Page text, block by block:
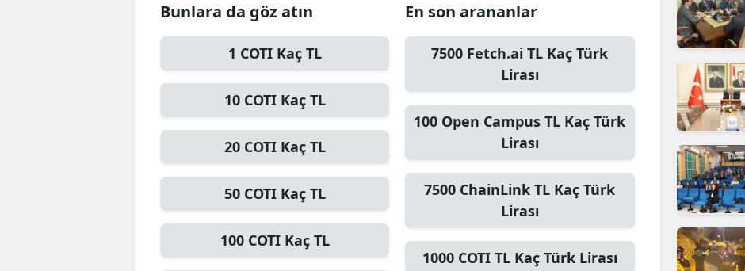
Çanakkale
Denizli
Diyarbakır
Bunlara da göz atın
1 COTI Kaç TL
10 COTI Kaç TL
20 COTI Kaç TL
50 COTI Kaç TL
100 COTI Kaç TL
En son arananlar
7500 Fetch.ai TL Kaç Türk
Lirası
100 Open Campus TL Kaç Türk
Lirası
7500 ChainLink TL Kaç Türk
Lirası
1000 COTI TLKaç Türk Lirası